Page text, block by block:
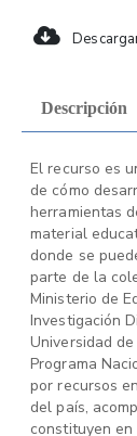
Descripción
El recurso es
de cómo
herramientas
material
donde se
parte de la
Ministerio de
Investigación
Universidad
Programa
por recursos
del país,
constituyen